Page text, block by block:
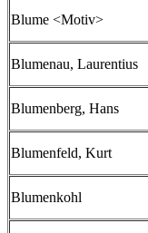
Blume <Motiv>
Blumenau, Laurentius
Blumenberg, Hans
Blumenfeld, Kurt
Blumenkohl